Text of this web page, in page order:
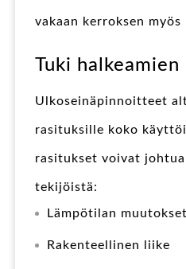
vakaan kerroksen
Tuki
Ulkoseinäpinnoitteet
rasituksille koko
rasitukset voivat johtua
tekijöistä:
Lämpötilan muutokset
Rakenteellinen liike